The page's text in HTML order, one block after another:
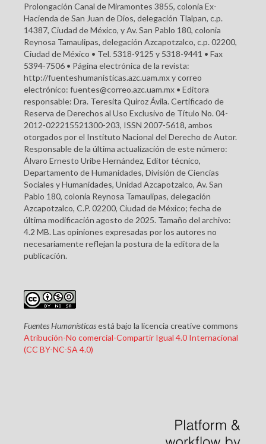
Prolongación Canal de Miramontes 3855, colonia Ex-
Hacienda de San Juan de Dios, delegación Tlalpan, c.p.
14387, Ciudad de México, y Av. San Pablo 180, colonia
Reynosa Tamaulipas, delegación Azcapotzalco, c.p. 02200,
Ciudad de México • Tel. 5318-9125 y 5318-9441 • Fax
5394-7506 • Página electrónica de la revista:
http://fuenteshumanisticas.azc.uam.mx y correo
electrónico: fuentes@correo.azc.uam.mx • Editora
responsable: Dra. Teresita Quiroz Ávila. Certificado de
Reserva de Derechos al Uso Exclusivo de Título No. 04-
2012-022215521300-203, ISSN 2007-5618, ambos
otorgados por el Instituto Nacional del Derecho de Autor.
Responsable de la última actualización de este número:
Álvaro Ernesto Uribe Hernández, Editor técnico,
Departamento de Humanidades, División de Ciencias
Sociales y Humanidades, Unidad Azcapotzalco, Av. San
Pablo 180, colonia Reynosa Tamaulipas, delegación
Azcapotzalco, C.P. 02200, Ciudad de México; fecha de
última modificación agosto de 2025. Tamaño del archivo:
4.2 MB. Las opiniones expresadas por los autores no
necesariamente reflejan la postura de la editora de la
publicación.
Fuentes Humanísticasestá bajo la licencia creative commons
Atribución-No comercial-Compartir Igual 4.0 Internacional
(CC BY-NC-SA 4.0)